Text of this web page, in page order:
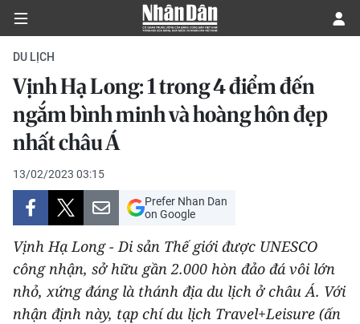
CHÍNH TRỊ
KINH TẾ
VĂN HÓA
XÃ HỘI
PHÁP LUẬT
DU LỊCH
DU LỊCH
Vịnh Hạ Long: 1 trong 4 điểm đến
ngắm bình minh và hoàng hôn đẹp
nhất châu Á
13/02/2023 03:15
Prefer Nhan Dan
on Google
Vịnh Hạ Long - Di sản Thế giới được UNESCO
công nhận, sở hữu gần 2.000 hòn đảo đá vôi lớn
nhỏ, xứng đáng là thánh địa du lịch ở châu Á. Với
nhận định này, tạp chí du lịch Travel+Leisure (ấn